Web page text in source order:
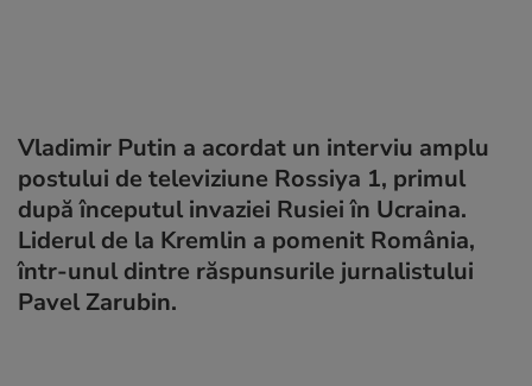
Vladimir Putin a acordat un interviu amplu
postului de televiziune Rossiya 1, primul
după începutul invaziei Rusiei în Ucraina.
Liderul de la Kremlin a pomenit România,
într-unul dintre răspunsurile jurnalistului
Pavel Zarubin.